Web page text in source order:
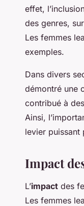
effet,
des genres,
Les femmes
exemples.
Dans divers
démontré une
contribué à
Ainsi,
levier puissant
Impact
L’impact des
Les femmes